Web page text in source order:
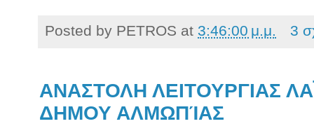
Posted by PETROS at 3:46:00 μ.μ. 3
ΑΝΑΣΤΟΛΗ ΛΕΙΤΟΥΡΓΙΑΣ
ΔΗΜΟΥ ΑΛΜΩΠΊΑΣ